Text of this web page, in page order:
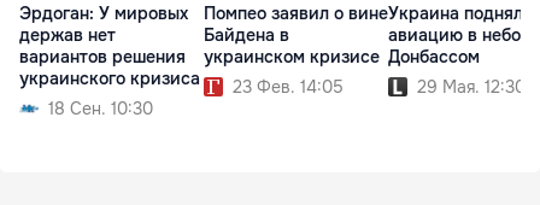
Эрдоган: У мировых
держав нет
вариантов решения
украинского кризиса
18 Сен. 10:30
Помпео заявил о вине
Байдена в
украинском кризисе
23 Фев. 14:05
Украина подняла
авиацию в небо
Донбассом
29 Мая. 12:30